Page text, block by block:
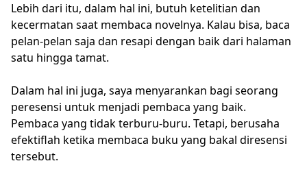
Lebih dari itu, dalam hal ini, butuh ketelitian dan
kecermatan saat membaca novelnya. Kalau bisa, baca
pelan-pelan saja dan resapi dengan baik dari halaman
satu hingga tamat.
Dalam hal ini juga, saya menyarankan bagi seorang
peresensi untuk menjadi pembaca yang baik.
Pembaca yang tidak terburu-buru. Tetapi, berusaha
efektiflah ketika membaca buku yang bakal diresensi
tersebut.